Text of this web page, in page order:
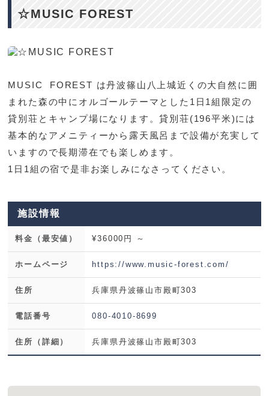
☆MUSIC FOREST
MUSIC FOREST は丹波篠山八上城近くの大自然に囲
まれた森の中にオルゴールテーマとした1日1組限定の
貸別荘とキャンプ場になります。貸別荘(196平米)には
基本的なアメニティーから露天風呂まで設備が充実して
いますので長期滞在でも楽しめます。
1日1組の宿で是非お楽しみになさってください。
施設情報
料金（最安値） ¥36000円 ～
ホームページ https://www.music-forest.com/
住所 兵庫県丹波篠山市殿町303
電話番号 080-4010-8699
住所（詳細） 兵庫県丹波篠山市殿町303